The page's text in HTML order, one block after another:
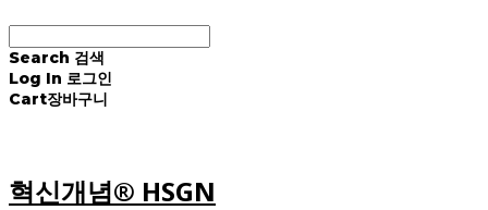
Search 검색
Log In 로그인
Cart장바구니
혁신개념® HSGN